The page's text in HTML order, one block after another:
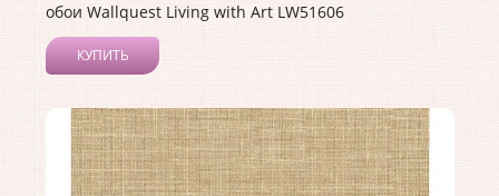
обои Wallquest Living with Art LW51606
КУПИТЬ
Коллекция:Living with Art
Длина рулона:8.23
Ширина рулона:0.68
Материал покрытия:Акриловое